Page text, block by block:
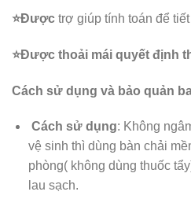
⭐️Được trợ giúp tính toán để
⭐️Được thoải mái quyết định
Cách sử dụng và bảo quản
Cách sử dụng: Không
vệ sinh thì dùng bàn chải
phòng( không dùng thuốc
lau sạch.